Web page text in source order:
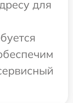
для